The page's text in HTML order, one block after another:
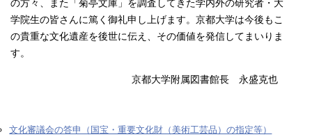
の方々、また「菊亭文庫」を調査してきた学内外の研究者・大
学院生の皆さんに篤く御礼申し上げます。京都大学は今後もこ
の貴重な文化遺産を後世に伝え、その価値を発信してまいりま
す。
京都大学附属図書館長 永盛克也
文化審議会の答申（国宝・重要文化財（美術工芸品）の指定等）